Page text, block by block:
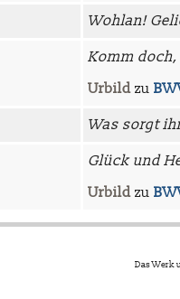
Wohlan!
Komm
Urbild zu
Was sorgt
Glück und
Urbild zu
Das Werk